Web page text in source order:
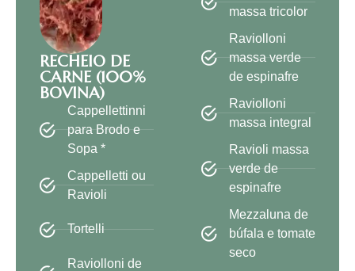
RECHEIO DE
CARNE (100%
BOVINA)
Cappellettinni
para Brodo e
Sopa *
Cappelletti ou
Ravioli
Tortelli
Raviolloni de
massa tricolor
Raviolloni
massa verde
de espinafre
Raviolloni
massa integral
Ravioli massa
verde de
espinafre
Mezzaluna de
búfala e tomate
seco